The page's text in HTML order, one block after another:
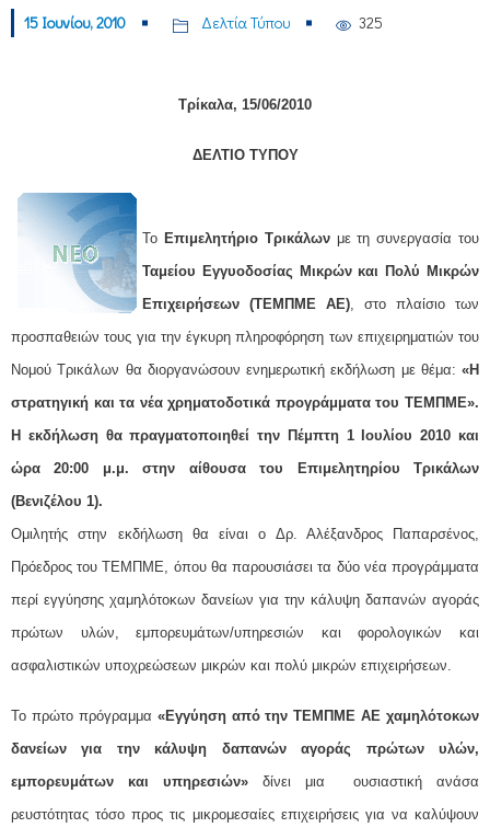
15 Ιουνίου, 2010 Δελτία Τύπου 325
Τρίκαλα, 15/06/2010
ΔΕΛΤΙΟ ΤΥΠΟΥ
Το Επιμελητήριο Τρικάλωνμε τη συνεργασία του
Ταμείου Εγγυοδοσίας Μικρών και Πολύ Μικρών
Επιχειρήσεων (ΤΕΜΠΜΕ ΑΕ), στο πλαίσιο των
προσπαθειών τους για την έγκυρη πληροφόρηση των επιχειρηματιών του
Νομού Τρικάλων θα διοργανώσουν ενημερωτική εκδήλωση με θέμα: «Η
στρατηγική και τα νέα χρηματοδοτικά προγράμματα του ΤΕΜΠΜΕ».
Η εκδήλωση θα πραγματοποιηθεί την Πέμπτη 1 Ιουλίου 2010 και
ώρα 20:00 μ.μ. στην αίθουσα του Επιμελητηρίου Τρικάλων
(Βενιζέλου 1).
Ομιλητής στην εκδήλωση θα είναι ο Δρ. Αλέξανδρος Παπαρσένος,
Πρόεδρος του ΤΕΜΠΜΕ, όπου θα παρουσιάσει τα δύο νέα προγράμματα
περί εγγύησης χαμηλότοκων δανείων για την κάλυψη δαπανών αγοράς
πρώτων υλών, εμπορευμάτων/υπηρεσιών και φορολογικών και
ασφαλιστικών υποχρεώσεων μικρών και πολύ μικρών επιχειρήσεων.
Το πρώτο πρόγραμμα «Εγγύηση από την ΤΕΜΠΜΕ ΑΕ χαμηλότοκων
δανείων για την κάλυψη δαπανών αγοράς πρώτων υλών,
εμπορευμάτων και υπηρεσιών» δίνει μια ουσιαστική ανάσα
ρευστότητας τόσο προς τις μικρομεσαίες επιχειρήσεις για να καλύψουν